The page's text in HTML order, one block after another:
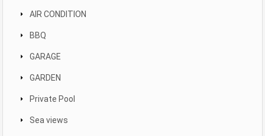
AIR CONDITION
BBQ
GARAGE
GARDEN
Private Pool
Sea views